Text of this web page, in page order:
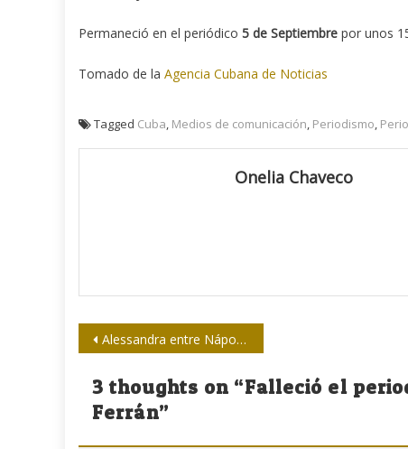
Permaneció en el periódico 5 de Septiembre por unos
Tomado de la Agencia Cubana de Noticias
Tagged Cuba, Medios de comunicación, Periodismo,
Onelia Chaveco
Navegación
de
entradas
Alessandra entre Nápoles y La Habana
3 thoughts on “Falleció el
Ferrán”